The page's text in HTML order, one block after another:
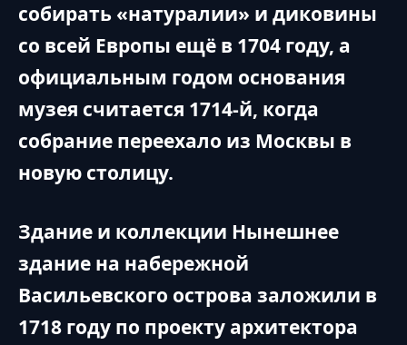
собирать «натуралии» и диковины
со всей Европы ещё в 1704 году, а
официальным годом основания
музея считается 1714-й, когда
собрание переехало из Москвы в
новую столицу.
Здание и коллекции Нынешнее
здание на набережной
Васильевского острова заложили в
1718 году по проекту архитектора